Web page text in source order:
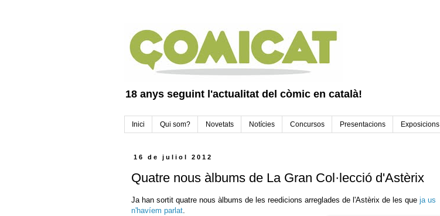
18 anys seguint l'actualitat del còmic en català!
Inici Qui som? Novetats Notícies Concursos Presentacions Exposicions
16 de juliol 2012
Quatre nous àlbums de La Gran Col·lecció d'Astèrix
Ja han sortit quatre nous àlbums de les reedicions arreglades de l'Astèrix de les que ja us
n'havíem parlat.